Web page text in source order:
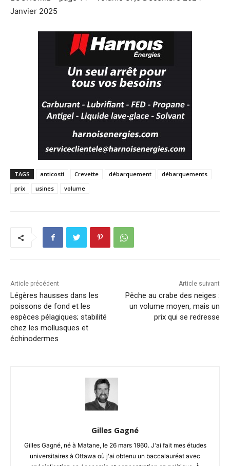
Janvier 2025
TAGS anticosti Crevette débarquement
débarquements
prix
usines volume
Article précédent
Légères hausses dans les
poissons de fond et les
espèces pélagiques; stabilité
chez les mollusques et
échinodermes
Article suivant
Pêche au crabe des neiges :
un volume moyen, mais un
prix qui se redresse
Gilles Gagné
Gilles Gagné, né à Matane, le 26 mars 1960. J'ai fait mes études
universitaires à Ottawa où j'ai obtenu un baccalauréat avec